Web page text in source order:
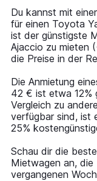
14
categories.
The
chart
has
1
Y
axis
displaying
values.
Range:
0
to
120.
Du kannst mit
für einen Toyota
ist der günstigste
Ajaccio zu mieten
die Preise in der
Die Anmietung
42 € ist etwa 12%
Vergleich zu
verfügbar sind, ist
25%
Schau dir die
Mietwagen an, die
vergangenen